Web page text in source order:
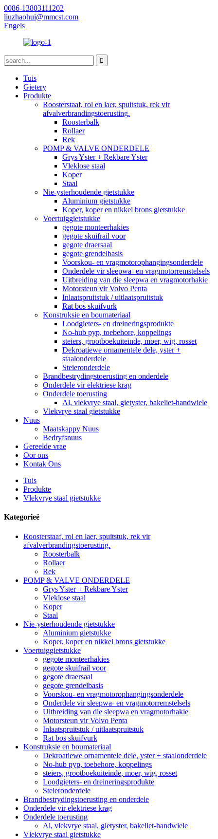
0086-13803111202
liuzhaohui@mmcst.com
Engels
Tuis
Gietery
Produkte
Roosterstaaf, rol en laer, spuitstuk, rek vir
afvalverbrandingstoerusting.
Roosterbalk
Rollaer
Rek
POMP & VALVE ONDERDELE
Grys ​​Yster + Rekbare Yster
Vleklose staal
Koper
Staal
Nie-ysterhoudende gietstukke
Aluminium gietstukke
Koper, koper en nikkel brons gietstukke
Voertuiggietstukke
gegote monteerhakies
gegote skuifrail voor
gegote draersaal
gegote grendelbasis
Voorskou- en vragmotorophangingsonderdele
Onderdele vir sleepwa- en vragmotorremstelsels
Uitbreiding van die sleepwa en vragmotorhakie
Motorsteun vir Volvo Penta
Inlaatspruitstuk / uitlaatspruitstuk
Rat bos skuifvurk
Konstruksie en boumateriaal
Loodgieters- en dreineringsprodukte
No-hub pyp, toebehore, koppelings
steiers, grootboekuiteinde, moer, wig, rosset
Dekroatiewe ornamentele dele, yster +
staalonderdele
Steieronderdele
Brandbestrydingstoerusting en onderdele
Onderdele vir elektriese krag
Onderdele toerusting
Al, vlekvrye staal, gietyster, bakeliet-handwiele
Vlekvrye staal gietstukke
Nuus
Maatskappy Nuus
Bedryfsnuus
Gereelde vrae
Oor ons
Kontak Ons
Tuis
Produkte
Vlekvrye staal gietstukke
Kategorieë
Roosterstaaf, rol en laer, spuitstuk, rek vir
afvalverbrandingstoerusting.
Roosterbalk
Rollaer
Rek
POMP & VALVE ONDERDELE
Grys ​​Yster + Rekbare Yster
Vleklose staal
Koper
Staal
Nie-ysterhoudende gietstukke
Aluminium gietstukke
Koper, koper en nikkel brons gietstukke
Voertuiggietstukke
gegote monteerhakies
gegote skuifrail voor
gegote draersaal
gegote grendelbasis
Voorskou- en vragmotorophangingsonderdele
Onderdele vir sleepwa- en vragmotorremstelsels
Uitbreiding van die sleepwa en vragmotorhakie
Motorsteun vir Volvo Penta
Inlaatspruitstuk / uitlaatspruitstuk
Rat bos skuifvurk
Konstruksie en boumateriaal
Dekroatiewe ornamentele dele, yster + staalonderdele
No-hub pyp, toebehore, koppelings
steiers, grootboekuiteinde, moer, wig, rosset
Loodgieters- en dreineringsprodukte
Steieronderdele
Brandbestrydingstoerusting en onderdele
Onderdele vir elektriese krag
Onderdele toerusting
Al, vlekvrye staal, gietyster, bakeliet-handwiele
Vlekvrye staal gietstukke